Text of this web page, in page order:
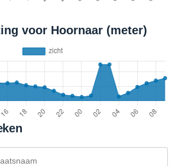
voor Hoornaar (meter)